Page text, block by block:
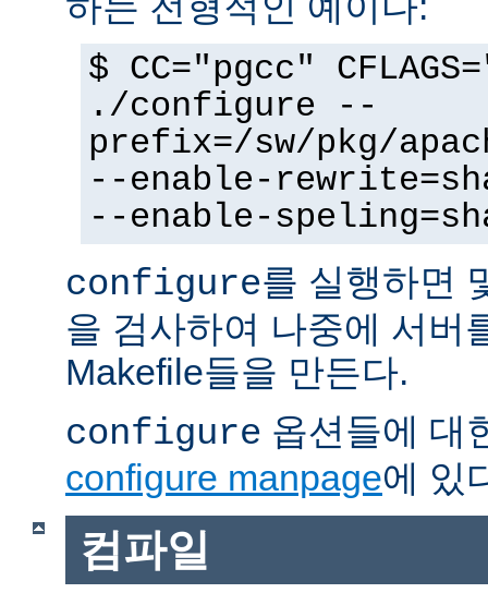
$ CC="pgcc"
./configure --
prefix=/sw/pkg/
--enable-
--enable-
configure를 실행하면
을 검사하여 나중에 서버
Makefile들을 만든다.
configure 옵션들에 대
configure manpage에 있
컴파일